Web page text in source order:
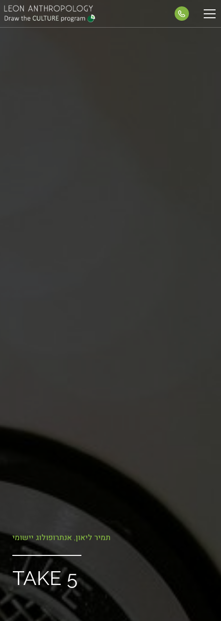
תמיר ליאון, אנתרופולוג יישומי
TAKE 5